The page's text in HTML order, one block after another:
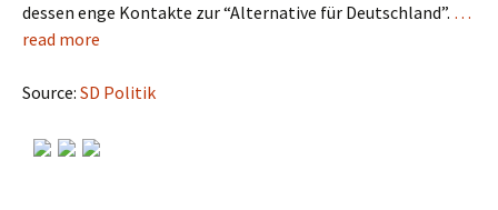
dessen enge Kontakte zur “Alternative für Deutschland”. …
read more
Source: SD Politik